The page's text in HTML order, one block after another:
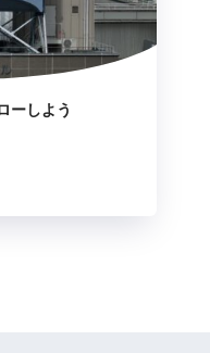
ーしよう